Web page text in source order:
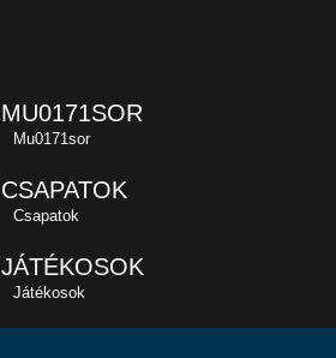
MU0171SOR
Mu0171sor
CSAPATOK
Csapatok
JÁTÉKOSOK
Játékosok